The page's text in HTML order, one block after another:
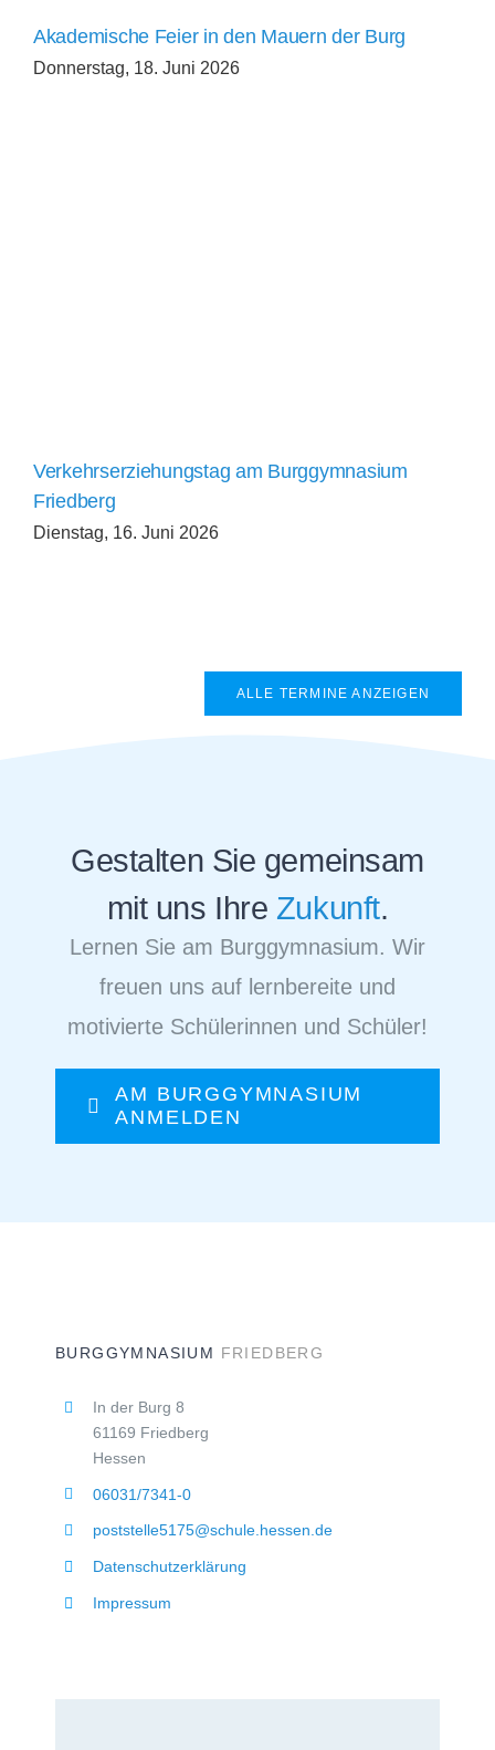
Akademische Feier in den Mauern der Burg
Donnerstag, 18. Juni 2026
Verkehrserziehungstag am Burggymnasium
Friedberg
Dienstag, 16. Juni 2026
ALLE TERMINE ANZEIGEN
Gestalten Sie gemeinsam
mit uns Ihre Zukunft.
Lernen Sie am Burggymnasium. Wir
freuen uns auf lernbereite und
motivierte Schülerinnen und Schüler!
AM BURGGYMNASIUM
ANMELDEN
BURGGYMNASIUM FRIEDBERG
In der Burg 8
61169 Friedberg
Hessen
06031/7341-0
poststelle5175@schule.hessen.de
Datenschutzerklärung
Impressum